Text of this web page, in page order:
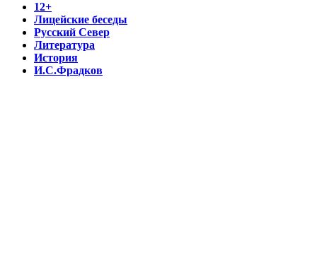
12+
Лицейские беседы
Русский Север
Литература
История
И.С.Фрадков